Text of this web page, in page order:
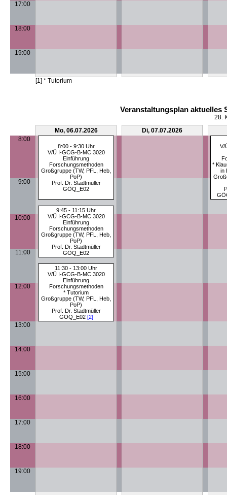
17:00
18:00
19:00
[1] * Tutorium
Veranstaltungsplan aktuelles
28.
Mo, 06.07.2026
Di, 07.07.2026
8:00
8:00 - 9:30 Uhr
V/Ü I-GCG-B-MC 3020
Einführung
Forschungsmethoden
Großgruppe (TW, PFL, Heb,
PoP)
Prof. Dr. Stadtmüller
GÖQ_E02
V/
*
in
9:00
9:45 - 11:15 Uhr
V/Ü I-GCG-B-MC 3020
Einführung
Forschungsmethoden
Großgruppe (TW, PFL, Heb,
PoP)
Prof. Dr. Stadtmüller
GÖQ_E02
10:00
11:00
11:30 - 13:00 Uhr
V/Ü I-GCG-B-MC 3020
Einführung
Forschungsmethoden
* Tutorium
Großgruppe (TW, PFL, Heb,
PoP)
Prof. Dr. Stadtmüller
GÖQ_E02[2]
12:00
13:00
14:00
15:00
16:00
17:00
18:00
19:00